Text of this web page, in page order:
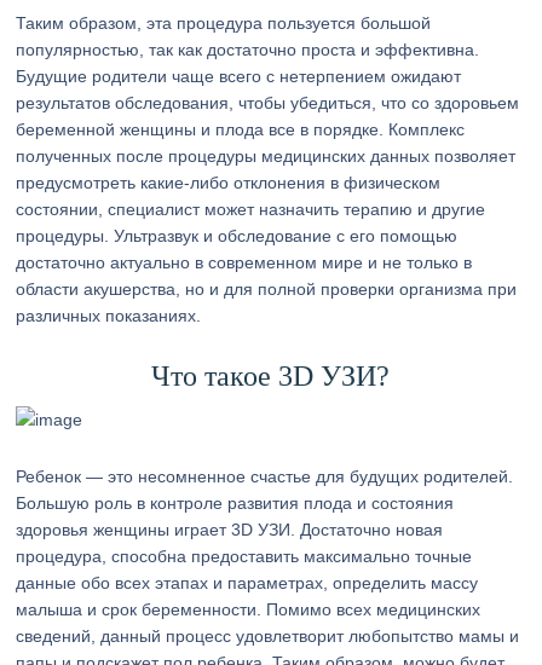
Таким образом, эта процедура пользуется большой
популярностью, так как достаточно проста и эффективна.
Будущие родители чаще всего с нетерпением ожидают
результатов обследования, чтобы убедиться, что со здоровьем
беременной женщины и плода все в порядке. Комплекс
полученных после процедуры медицинских данных позволяет
предусмотреть какие-либо отклонения в физическом
состоянии, специалист может назначить терапию и другие
процедуры. Ультразвук и обследование с его помощью
достаточно актуально в современном мире и не только в
области акушерства, но и для полной проверки организма при
различных показаниях.
Что такое 3D УЗИ?
Ребенок — это несомненное счастье для будущих родителей.
Большую роль в контроле развития плода и состояния
здоровья женщины играет 3D УЗИ. Достаточно новая
процедура, способна предоставить максимально точные
данные обо всех этапах и параметрах, определить массу
малыша и срок беременности. Помимо всех медицинских
сведений, данный процесс удовлетворит любопытство мамы и